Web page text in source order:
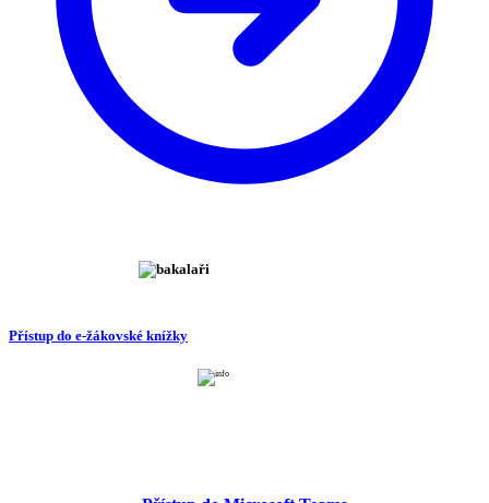
Přístup do e-žákovské knížky